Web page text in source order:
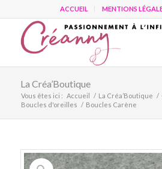
ACCUEIL MENTIONS
La Créa’Boutique
Vous êtes ici : Accueil / La Créa’Boutique /
Boucles d'oreilles / Boucles Carène